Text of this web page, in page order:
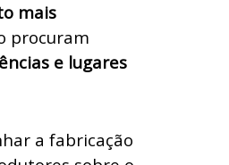
mais
procuram
e lugares
a fabricação